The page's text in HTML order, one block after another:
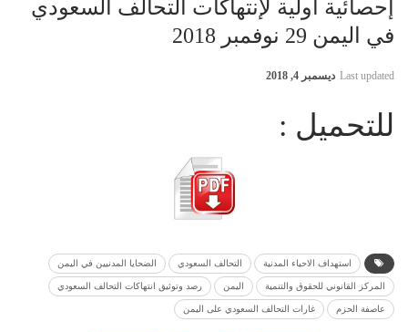
إحصائية أولية لإنتهاكات التحالف السعودي
في اليمن 29 نوفمبر 2018
Last updated ديسمبر 4, 2018
للتحميل :
استهداف الاحياء المدنية التحالف السعودي الضحايا المدنيين في اليمن
المركز القانوني للحقوق والتنمية اليمن رصد وتوثيق انتهاكات التحالف السعودي
عاصفة الحزم غارات التحالف السعودي على اليمن